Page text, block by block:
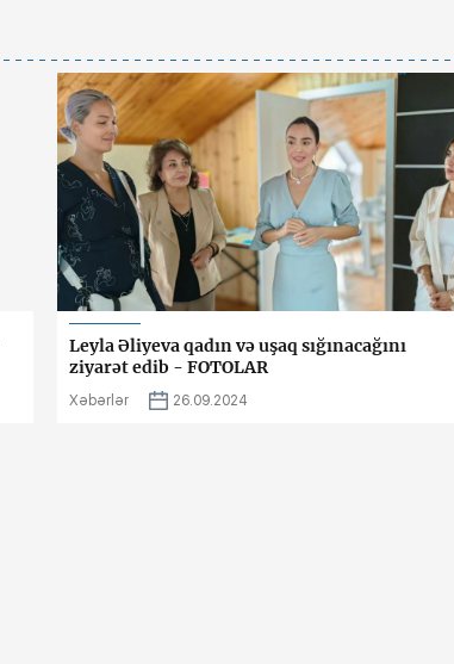
Leyla Əliyeva qadın və uşaq sığınacağını
ziyarət edib - FOTOLAR
Xəbərlər 26.09.2024